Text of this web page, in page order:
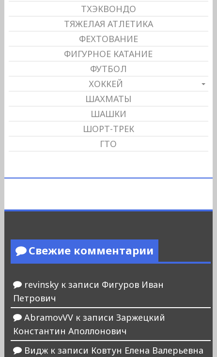
ТХЭКВОНДО
ТЯЖЕЛАЯ АТЛЕТИКА
ФЕХТОВАНИЕ
ФИГУРНОЕ КАТАНИЕ
ФУТБОЛ
ХОККЕЙ
ШАХМАТЫ
ШАШКИ
ШОРТ-ТРЕК
ГТО
Свежие комментарии
revinskyк записи Фигуров Иван
Петрович
AbramovVVк записи Заржецкий
Константин Аполлонович
Виджк записи Ковтун Елена Валерьевна